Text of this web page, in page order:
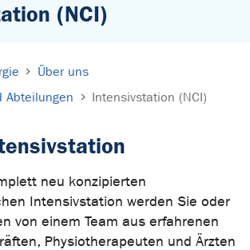
(NCI)
Über uns
Abteilungen
Intensivstation (NCI)
neu konzipierten
Intensivstation werden Sie oder
von einem Team aus erfahrenen
Physiotherapeuten und Ärzten